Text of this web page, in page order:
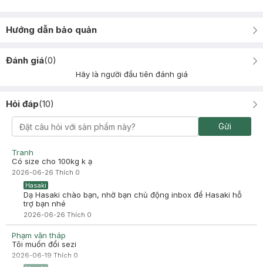
Hướng dẫn bảo quản
Đánh giá(0)
Hãy là người đầu tiên đánh giá
Hỏi đáp(10)
Gửi
Tranh
Có size cho 100kg k ạ
2026-06-26 Thích 0
Hasaki
Dạ Hasaki chào bạn, nhờ bạn chủ động inbox để Hasaki hỗ
trợ bạn nhé
2026-06-26 Thích 0
Phạm văn tháp
Tôi muốn đổi sezi
2026-06-19 Thích 0